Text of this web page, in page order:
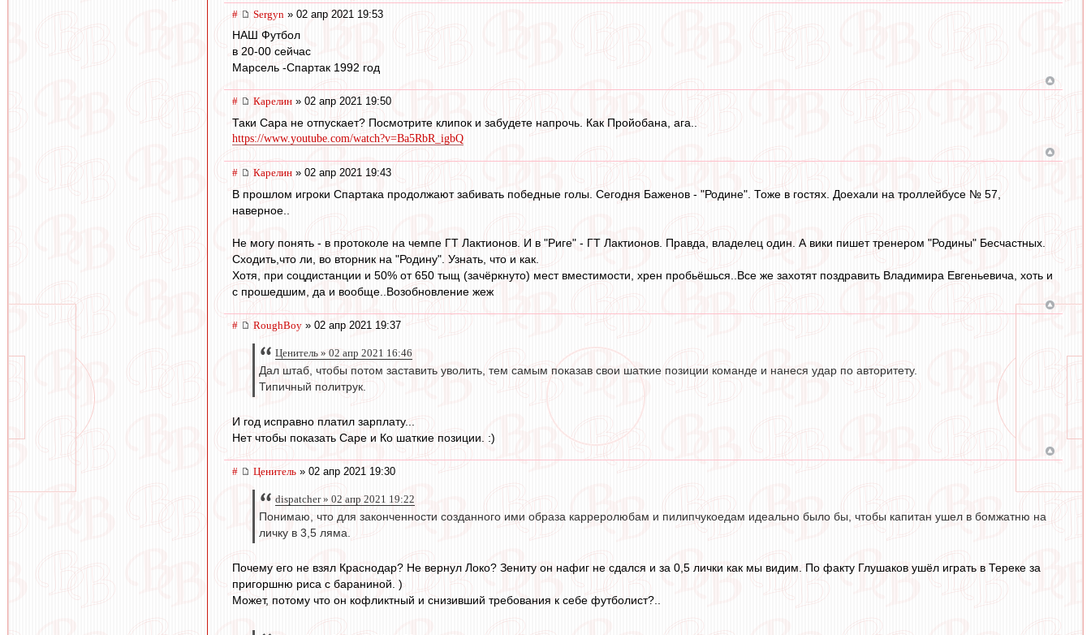
# Sergyn » 02 апр 2021 19:53
НАШ Футбол
в 20-00 сейчас
Марсель -Спартак 1992 год
# Карелин » 02 апр 2021 19:50
Таки Сара не отпускает? Посмотрите клипок и забудете напрочь. Как Пройобана, ага..
https://www.youtube.com/watch?v=Ba5RbR_igbQ
# Карелин » 02 апр 2021 19:43
В прошлом игроки Спартака продолжают забивать победные голы. Сегодня Баженов - "Родине". Тоже в гостях. Доехали на троллейбусе № 57,
наверное..
Не могу понять - в протоколе на чемпе ГТ Лактионов. И в "Риге" - ГТ Лактионов. Правда, владелец один. А вики пишет тренером "Родины" Бесчастных.
Сходить,что ли, во вторник на "Родину". Узнать, что и как.
Хотя, при соцдистанции и 50% от 650 тыщ (зачёркнуто) мест вместимости, хрен пробьёшься..Все же захотят поздравить Владимира Евгеньевича, хоть и
с прошедшим, да и вообще..Возобновление жеж
# RoughBoy » 02 апр 2021 19:37
Ценитель » 02 апр 2021 16:46
Дал штаб, чтобы потом заставить уволить, тем самым показав свои шаткие позиции команде и нанеся удар по авторитету.
Типичный политрук.
И год исправно платил зарплату...
Нет чтобы показать Саре и Ко шаткие позиции. :)
# Ценитель » 02 апр 2021 19:30
dispatcher » 02 апр 2021 19:22
Понимаю, что для законченности созданного ими образа карреролюбам и пилипчукоедам идеально было бы, чтобы капитан ушел в бомжатню на
личку в 3,5 ляма.
Почему его не взял Краснодар? Не вернул Локо? Зениту он нафиг не сдался и за 0,5 лички как мы видим. По факту Глушаков ушёл играть в Тереке за
пригоршню риса с бараниной. )
Может, потому что он кофликтный и снизивший требования к себе футболист?..